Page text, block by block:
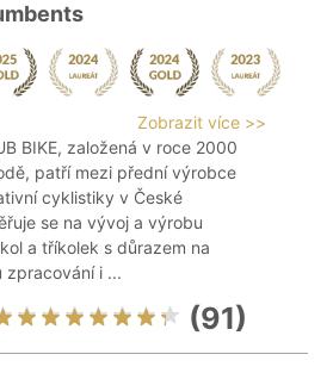
Zobrazit více >>
BIKE, založená v roce 2000
patří mezi přední výrobce
cyklistiky v České
se na vývoj a výrobu
a tříkolek s důrazem na
zpracování i ...
(91)